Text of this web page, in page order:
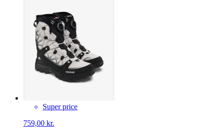
Super price
759,00 kr.